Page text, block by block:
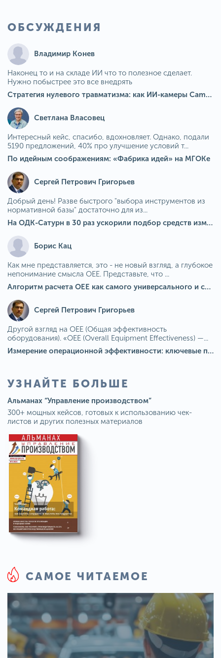
ОБСУЖДЕНИЯ
Владимир Конев
Наконец то и на складе ИИ что то полезное сделает.
Нужно побыстрее это все внедрять
Стратегия нулевого травматизма: как ИИ-камеры Camkord снижают риск наезда на пешехода при работе на погрузчике
Светлана Власовец
Интересный кейс, спасибо, вдохновляет. Однако, подали
5190 предложений, 40% про улучшение условий т...
По идейным соображениям: «Фабрика идей» на МГОКе
Сергей Петрович Григорьев
Добрый день! Разве быстрого "выбора инструментов из
нормативной базы" достаточно для из...
На ОДК-Сатурн в 30 раз ускорили подбор средств измерения для контроля качества продукции
Борис Кац
Как мне представляется, это - не новый взгляд, а глубокое
непонимание смысла OEE. Представьте, что ...
Алгоритм расчета ОЕЕ как самого универсального и современного показателя эффективности оборудования в мире
Сергей Петрович Григорьев
Другой взгляд на OEE (Общая эффективность
оборудования). «OEE (Overall Equipment Effectiveness) —...
Измерение операционной эффективности: ключевые показатели для непрерывного совершенствования
УЗНАЙТЕ БОЛЬШЕ
Альманах “Управление производством”
300+ мощных кейсов, готовых к использованию чек-
листов и других полезных материалов
САМОЕ ЧИТАЕМОЕ